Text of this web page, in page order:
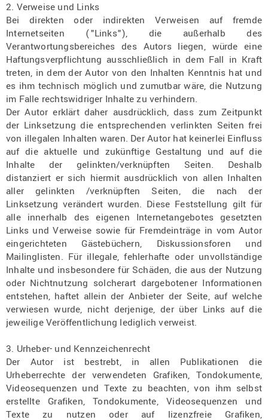
2. Verweise und Links
Bei direkten oder indirekten Verweisen auf fremde
Internetseiten ("Links"), die außerhalb des
Verantwortungsbereiches des Autors liegen, würde eine
Haftungsverpflichtung ausschließlich in dem Fall in Kraft
treten, in dem der Autor von den Inhalten Kenntnis hat und
es ihm technisch möglich und zumutbar wäre, die Nutzung
im Falle rechtswidriger Inhalte zu verhindern.
Der Autor erklärt daher ausdrücklich, dass zum Zeitpunkt
der Linksetzung die entsprechenden verlinkten Seiten frei
von illegalen Inhalten waren. Der Autor hat keinerlei Einfluss
auf die aktuelle und zukünftige Gestaltung und auf die
Inhalte der gelinkten/verknüpften Seiten. Deshalb
distanziert er sich hiermit ausdrücklich von allen Inhalten
aller gelinkten /verknüpften Seiten, die nach der
Linksetzung verändert wurden. Diese Feststellung gilt für
alle innerhalb des eigenen Internetangebotes gesetzten
Links und Verweise sowie für Fremdeinträge in vom Autor
eingerichteten Gästebüchern, Diskussionsforen und
Mailinglisten. Für illegale, fehlerhafte oder unvollständige
Inhalte und insbesondere für Schäden, die aus der Nutzung
oder Nichtnutzung solcherart dargebotener Informationen
entstehen, haftet allein der Anbieter der Seite, auf welche
verwiesen wurde, nicht derjenige, der über Links auf die
jeweilige Veröffentlichung lediglich verweist.
3. Urheber- und Kennzeichenrecht
Der Autor ist bestrebt, in allen Publikationen die
Urheberrechte der verwendeten Grafiken, Tondokumente,
Videosequenzen und Texte zu beachten, von ihm selbst
erstellte Grafiken, Tondokumente, Videosequenzen und
Texte zu nutzen oder auf lizenzfreie Grafiken,